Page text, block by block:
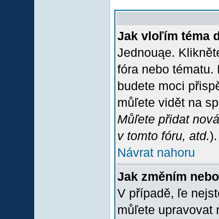
Jak vloľím téma
Jednouąe.
fóra nebo
budete moci
můľete vidět na
Můľete přidat
v tomto fóru, atd.).
Návrat nahoru
Jak změním
V případě, ľe
můľete upravovat